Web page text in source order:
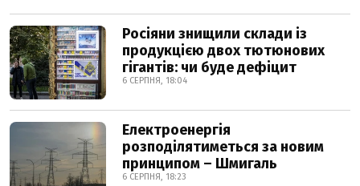
Росіяни знищили склади із
продукцією двох тютюнових
гігантів: чи буде дефіцит
6 СЕРПНЯ, 18:04
Електроенергія
розподілятиметься за новим
принципом – Шмигаль
6 СЕРПНЯ, 18:23